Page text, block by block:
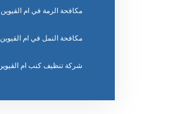
مكافحة الرمة في ام القيوين
مكافحة النمل في ام القيوين